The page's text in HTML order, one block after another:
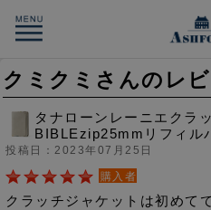
クミクミさんのレ
タナローンレーニエクラ
BIBLEzip25mmリフィル
投稿日：2023年07月25日
購入者
クラッチジャケットは初めて